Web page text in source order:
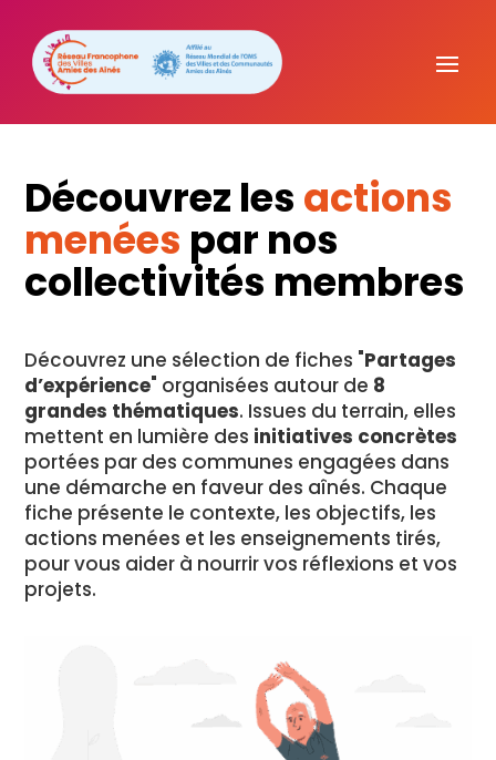
Découvrez les actions
menées par nos
collectivités membres
Découvrez une sélection de fiches "Partages
d’expérience" organisées autour de 8
grandes thématiques. Issues du terrain, elles
mettent en lumière des initiatives concrètes
portées par des communes engagées dans
une démarche en faveur des aînés. Chaque
fiche présente le contexte, les objectifs, les
actions menées et les enseignements tirés,
pour vous aider à nourrir vos réflexions et vos
projets.